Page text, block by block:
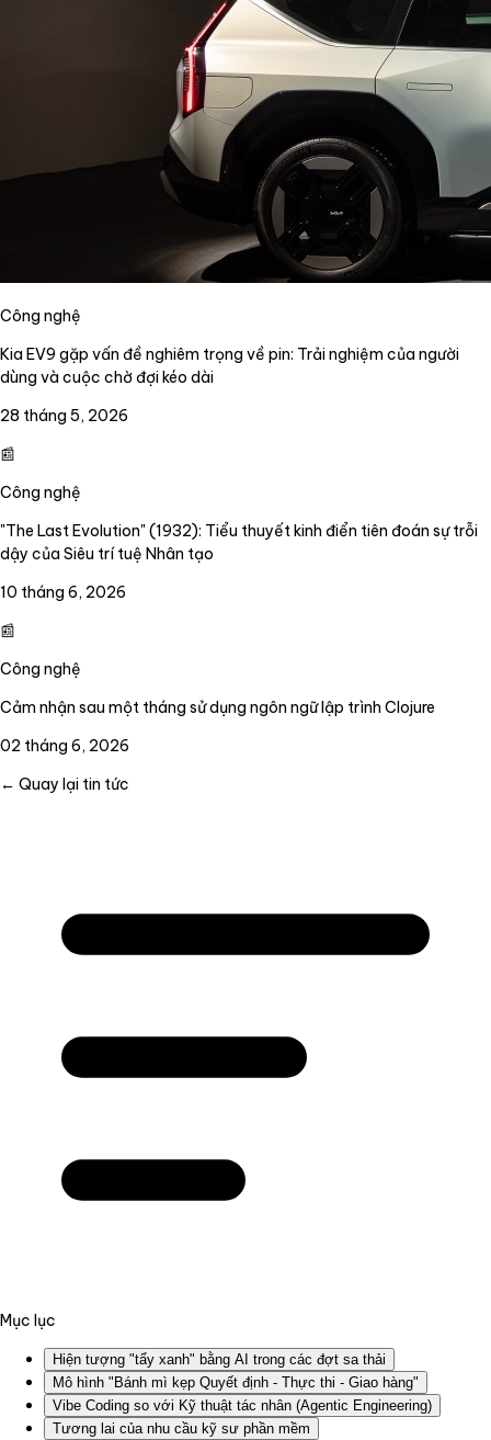
Công nghệ
Kia EV9 gặp vấn đề nghiêm trọng về pin: Trải nghiệm của người
dùng và cuộc chờ đợi kéo dài
28 tháng 5, 2026
📰
Công nghệ
"The Last Evolution" (1932): Tiểu thuyết kinh điển tiên đoán sự trỗi
dậy của Siêu trí tuệ Nhân tạo
10 tháng 6, 2026
📰
Công nghệ
Cảm nhận sau một tháng sử dụng ngôn ngữ lập trình Clojure
02 tháng 6, 2026
← Quay lại tin tức
Mục lục
Hiện tượng "tẩy xanh" bằng AI trong các đợt sa thải
Mô hình "Bánh mì kẹp Quyết định - Thực thi - Giao hàng"
Vibe Coding so với Kỹ thuật tác nhân (Agentic Engineering)
Tương lai của nhu cầu kỹ sư phần mềm